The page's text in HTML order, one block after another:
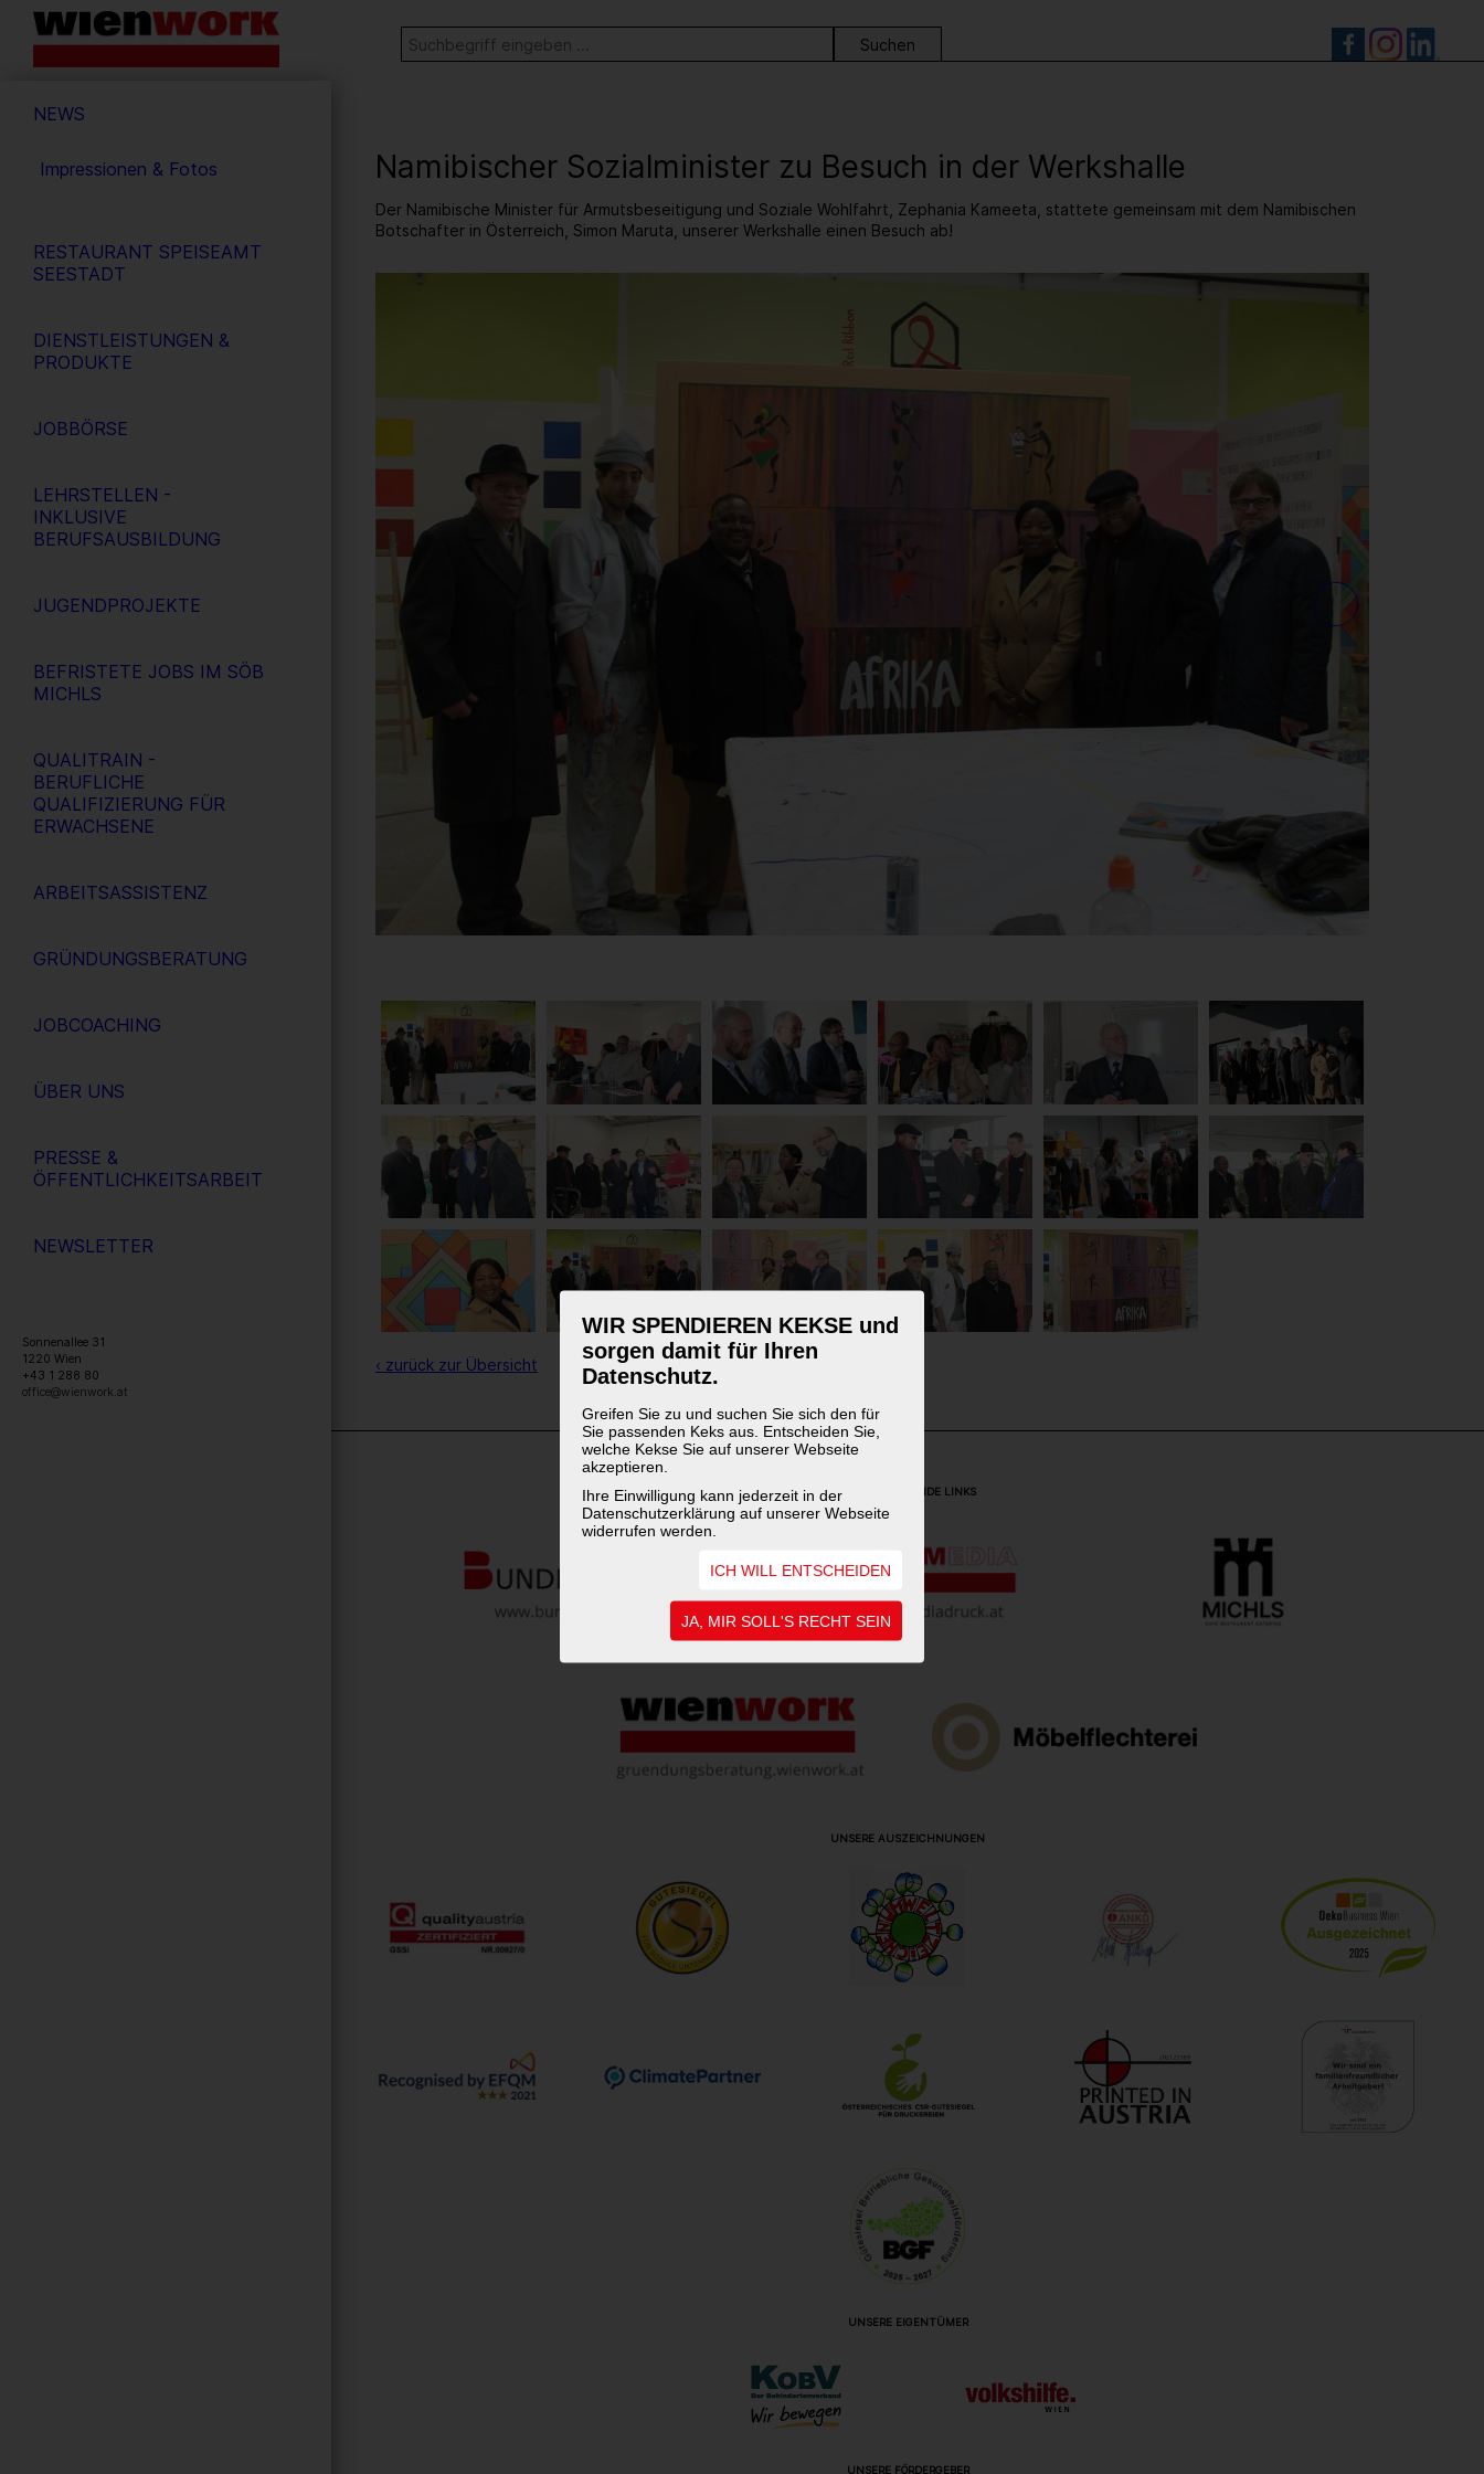
WIR SPENDIEREN KEKSE und
sorgen damit für Ihren
Datenschutz.
Greifen Sie zu und suchen Sie sich den für
Sie passenden Keks aus. Entscheiden Sie,
welche Kekse Sie auf unserer Webseite
akzeptieren.
Ihre Einwilligung kann jederzeit in der
Datenschutzerklärung auf unserer Webseite
widerrufen werden.
ICH WILL ENTSCHEIDEN
JA, MIR SOLL'S RECHT SEIN
Barrierefreie
Bedienung
Webseite
Stichwortsuche
SUCHE
NEWS
Impressionen & Fotos
RESTAURANT SPEISEAMT
SEESTADT
DIENSTLEISTUNGEN &
PRODUKTE
JOBBÖRSE
LEHRSTELLEN -
INKLUSIVE
BERUFSAUSBILDUNG
JUGENDPROJEKTE
BEFRISTETE JOBS IM SÖB
MICHLS
QUALITRAIN -
BERUFLICHE
QUALIFIZIERUNG FÜR
ERWACHSENE
ARBEITSASSISTENZ
GRÜNDUNGSBERATUNG
JOBCOACHING
ÜBER UNS
PRESSE &
ÖFFENTLICHKEITSARBEIT
NEWSLETTER
Sonnenallee 31
1220 Wien
+43 1 288 80
office@wienwork.at
Namibischer Sozialminister zu Besuch in der Werkshalle
Der Namibische Minister für Armutsbeseitigung und Soziale Wohlfahrt, Zephania Kameeta, stattete gemeinsam mit dem Namibischen
Botschafter in Österreich, Simon Maruta, unserer Werkshalle einen Besuch ab!
‹ zurück zur Übersicht
WEITERFÜHRENDE LINKS
UNSERE AUSZEICHNUNGEN
UNSERE EIGENTÜMER
UNSERE FÖRDERGEBER